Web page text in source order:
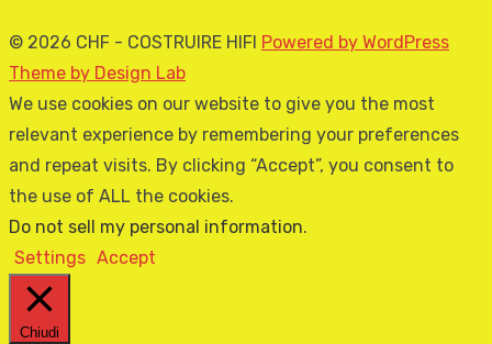
© 2026 CHF - COSTRUIRE HIFI Powered by WordPress
Theme by Design Lab
We use cookies on our website to give you the most
relevant experience by remembering your preferences
and repeat visits. By clicking “Accept”, you consent to
the use of ALL the cookies.
Do not sell my personal information.
Settings Accept
Chiudi